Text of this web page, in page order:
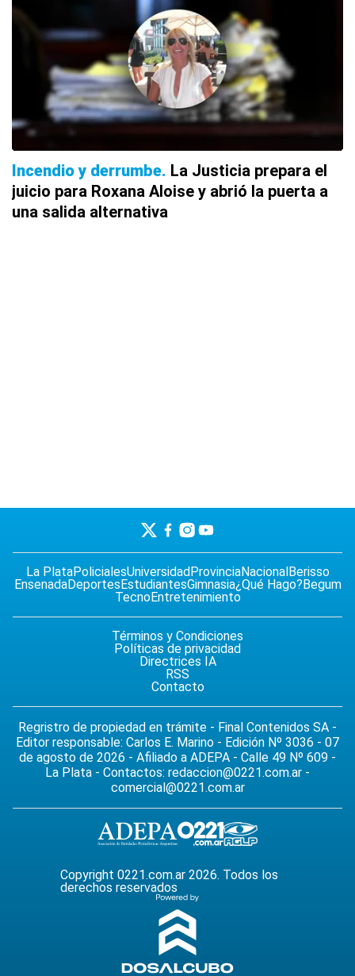
Incendio y derrumbe La Justicia prepara el
juicio para Roxana Aloise y abrió la puerta a
una salida alternativa
La PlataPolicialesUniversidadProvinciaNacionalBerisso
EnsenadaDeportesEstudiantesGimnasia¿Qué Hago?Begum
TecnoEntretenimiento
Términos y Condiciones
Políticas de privacidad
Directrices IA
RSS
Contacto
Regristro de propiedad en trámite - Final Contenidos SA -
Editor responsable: Carlos E. Marino - Edición Nº 3036 - 07
de agosto de 2026 - Afiliado a ADEPA - Calle 49 Nº 609 -
La Plata - Contactos: redaccion@0221.com.ar -
comercial@0221.com.ar
Copyright 0221.com.ar 2026. Todos los
derechos reservados